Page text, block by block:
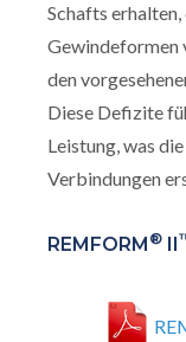
Schafts
Gewindeformen
den
Diese Defizite
Leistung, was
Verbindungen
REMFORM ®